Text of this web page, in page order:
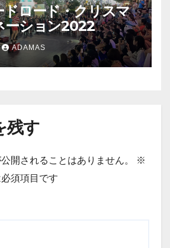
ロード・クリスマ
ーション2022
ADAMAS
残す
開されることはありません。
※
須項目です